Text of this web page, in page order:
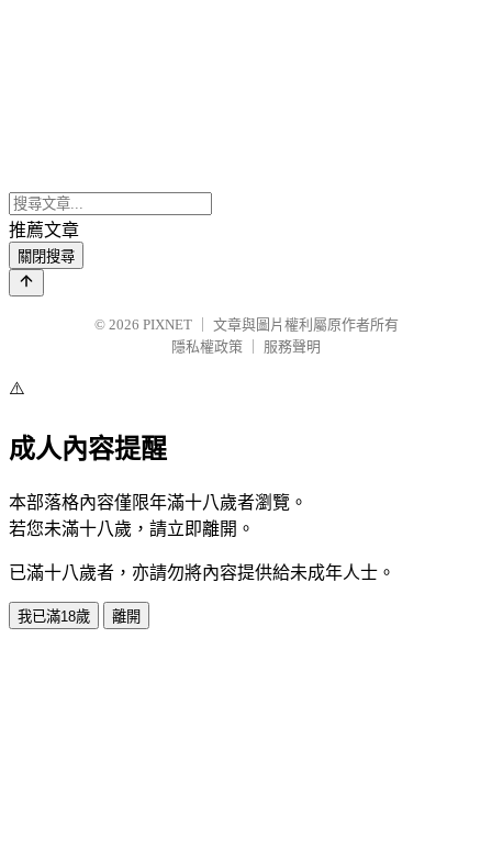
推薦文章
關閉搜尋
© 2026 PIXNET
文章與圖片權利屬原作者所有
隱私權政策
服務聲明
⚠️
成人內容提醒
本部落格內容僅限年滿十八歲者瀏覽。
若您未滿十八歲，請立即離開。
已滿十八歲者，亦請勿將內容提供給未成年人士。
我已滿18歲 離開